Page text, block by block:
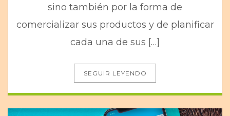
sino también por la forma de
comercializar sus productos y de planificar
cada una de sus […]
SEGUIR LEYENDO